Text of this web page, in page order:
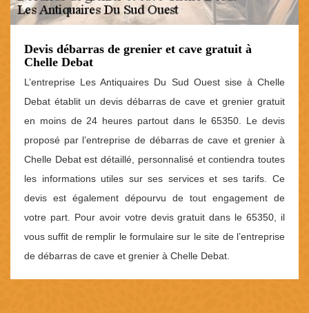
Devis débarras de grenier et cave gratuit à
Chelle Debat
L’entreprise Les Antiquaires Du Sud Ouest sise à Chelle
Debat établit un devis débarras de cave et grenier gratuit
en moins de 24 heures partout dans le 65350. Le devis
proposé par l’entreprise de débarras de cave et grenier à
Chelle Debat est détaillé, personnalisé et contiendra toutes
les informations utiles sur ses services et ses tarifs. Ce
devis est également dépourvu de tout engagement de
votre part. Pour avoir votre devis gratuit dans le 65350, il
vous suffit de remplir le formulaire sur le site de l’entreprise
de débarras de cave et grenier à Chelle Debat.